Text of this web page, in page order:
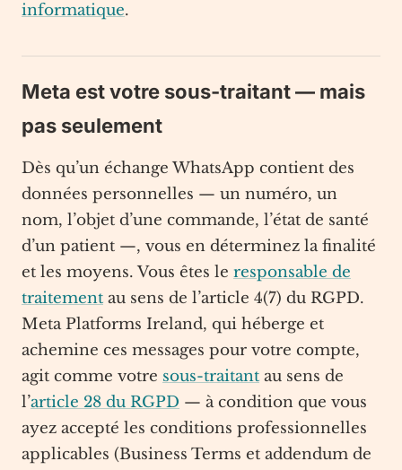
informatique.
Meta est votre sous-traitant — mais
pas seulement
Dès qu’un échange WhatsApp contient des
données personnelles — un numéro, un
nom, l’objet d’une commande, l’état de santé
d’un patient —, vous en déterminez la finalité
et les moyens. Vous êtes le responsable de
traitement au sens de l’article 4(7) du RGPD.
Meta Platforms Ireland, qui héberge et
achemine ces messages pour votre compte,
agit comme votre sous-traitant au sens de
l’article 28 du RGPD — à condition que vous
ayez accepté les conditions professionnelles
applicables (Business Terms et addendum de